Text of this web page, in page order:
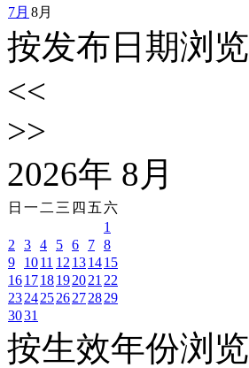
7月 8月
按发布日期浏览
<<
>>
2026年 8 月
日 一 二 三 四 五 六
1
2
3 4 5 6 7 8
9
1011 12 131415
161718192021 22
23242526272829
3031
按生效年份浏览